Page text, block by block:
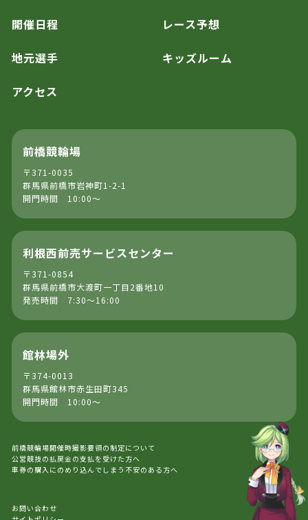
開催日程 レース予想
地元選手 キッズルーム
アクセス
前橋競輪場
〒371-0035
群馬県前橋市岩神町1-2-1
開門時間 10:00～
利根西前売サービスセンター
〒371-0854
群馬県前橋市大渡町一丁目2番地10
発売時間 7:30～16:00
館林場外
〒374-0013
群馬県館林市赤生田町345
開門時間 10:00～
前橋競輪場開催時撮影要領の制定について
公営競技の払戻金の支払を受けた方へ
車券の購入にのめり込んでしまう不安のある方へ
お問い合わせ